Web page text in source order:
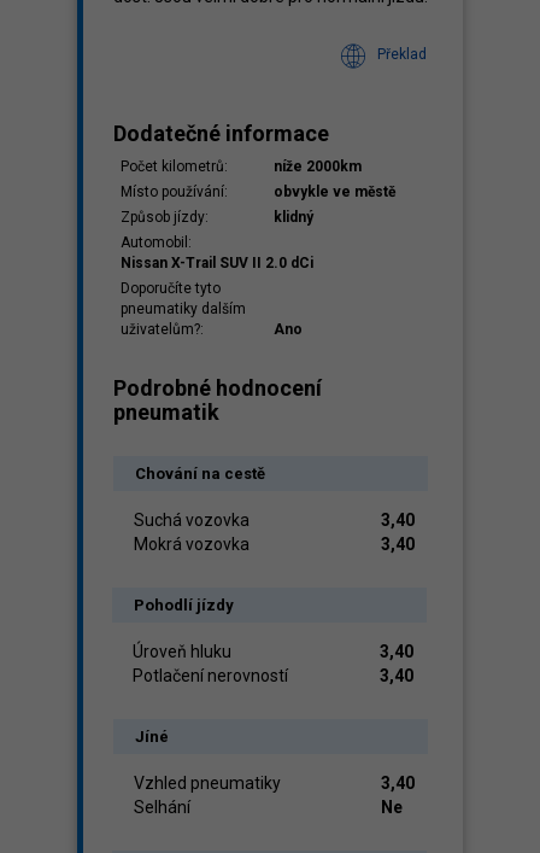
Překlad
Dodatečné informace
Počet kilometrů:
níže 2000km
Místo používání:
obvykle ve městě
Způsob jízdy:
klidný
Automobil:
Nissan X-Trail SUV II 2.0 dCi
Doporučíte tyto
pneumatiky dalším
uživatelům?:
Ano
Podrobné hodnocení
pneumatik
Chování na cestě
Suchá vozovka
3,40
Mokrá vozovka
3,40
Pohodlí jízdy
Úroveň hluku
3,40
Potlačení nerovností
3,40
Jíné
Vzhled pneumatiky
3,40
Selhání
Ne